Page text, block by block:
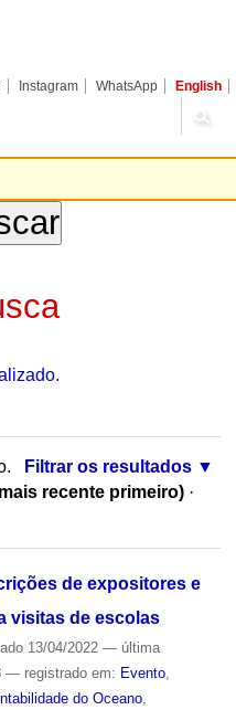
Instagram WhatsApp English
Filtrar os resultados
recente primeiro) ·
de expositores e
visitas de escolas
13/04/2022 — última
— registrado em: Evento,
do Oceano,